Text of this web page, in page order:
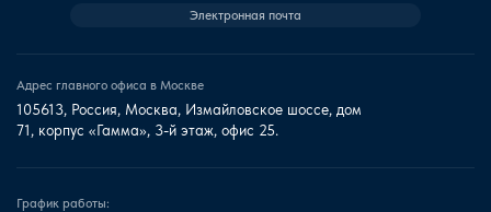
Электронная почта
Адрес главного офиса в Москве
105613, Россия, Москва, Измайловское шоссе, дом
71, корпус «Гамма», 3-й этаж, офис 25.
График работы: